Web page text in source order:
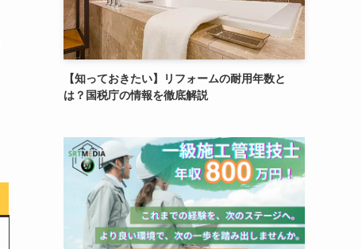
【知っておきたい】リフォームの耐用年数と
は？国税庁の情報を徹底解説